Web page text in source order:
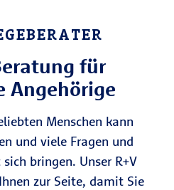
für
Angehörige
Menschen kann
und viele Fragen und
bringen. Unser R+V
zur Seite, damit Sie